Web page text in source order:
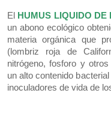
El HUMUS LIQUIDO
un abono ecológico
materia orgánica que
(lombriz roja de
nitrógeno, fosforo y
un alto contenido
inoculadores de vida de